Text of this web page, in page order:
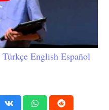
Türkçe English Español